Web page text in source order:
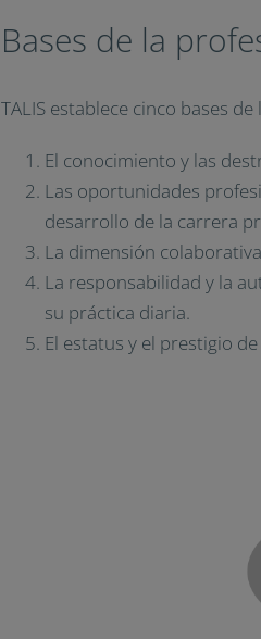
Bases de la
TALIS establece cinco bases
El conocimiento y las
Las oportunidades
desarrollo de la carrera
La dimensión
La responsabilidad y la
su práctica diaria.
El estatus y el prestigio